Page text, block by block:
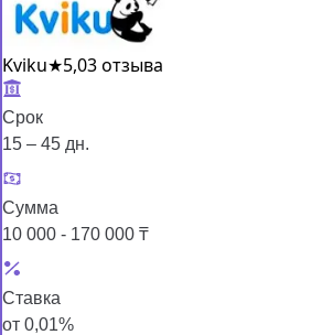
Kviku★5,03 отзыва
Срок
15 – 45 дн.
Сумма
10 000 - 170 000 ₸
Ставка
от 0,01%